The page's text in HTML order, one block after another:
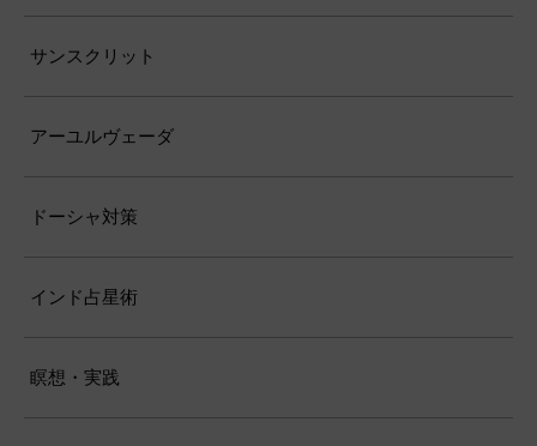
サンスクリット
アーユルヴェーダ
ドーシャ対策
インド占星術
瞑想・実践